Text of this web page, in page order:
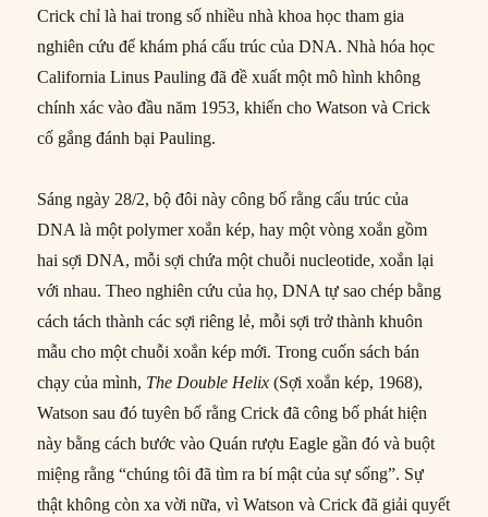
Crick chỉ là hai trong số nhiều nhà khoa học tham gia
nghiên cứu để khám phá cấu trúc của DNA. Nhà hóa học
California Linus Pauling đã đề xuất một mô hình không
chính xác vào đầu năm 1953, khiến cho Watson và Crick
cố gắng đánh bại Pauling.
Sáng ngày 28/2, bộ đôi này công bố rằng cấu trúc của
DNA là một polymer xoắn kép, hay một vòng xoắn gồm
hai sợi DNA, mỗi sợi chứa một chuỗi nucleotide, xoắn lại
với nhau. Theo nghiên cứu của họ, DNA tự sao chép bằng
cách tách thành các sợi riêng lẻ, mỗi sợi trở thành khuôn
mẫu cho một chuỗi xoắn kép mới. Trong cuốn sách bán
chạy của mình, The Double Helix (Sợi xoắn kép, 1968),
Watson sau đó tuyên bố rằng Crick đã công bố phát hiện
này bằng cách bước vào Quán rượu Eagle gần đó và buột
miệng rằng “chúng tôi đã tìm ra bí mật của sự sống”. Sự
thật không còn xa vời nữa, vì Watson và Crick đã giải quyết